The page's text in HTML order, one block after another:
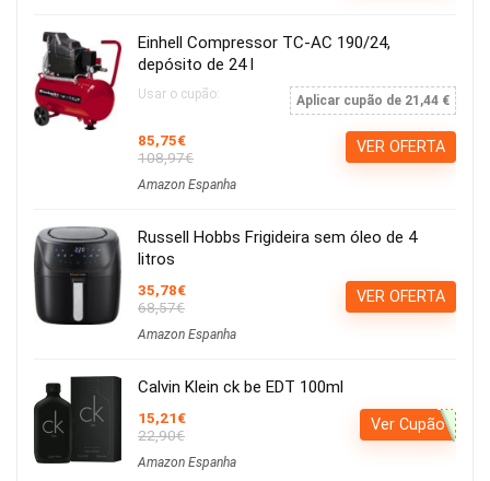
Einhell Compressor TC-AC 190/24,
depósito de 24 l
Usar o cupão: Aplicar cupão de 21,44 €
85,75€
108,97€
Amazon Espanha
VER OFERTA
Russell Hobbs Frigideira sem óleo de 4
litros
35,78€
68,57€
Amazon Espanha
VER OFERTA
Calvin Klein ck be EDT 100ml
15,21€
22,90€
Amazon Espanha
Ver Cupão